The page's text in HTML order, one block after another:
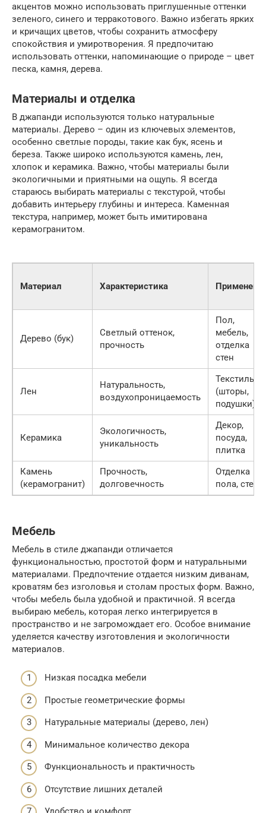
акцентов можно использовать приглушенные оттенки
зеленого, синего и терракотового. Важно избегать ярких
и кричащих цветов, чтобы сохранить атмосферу
спокойствия и умиротворения. Я предпочитаю
использовать оттенки, напоминающие о природе – цвет
песка, камня, дерева.
Материалы и отделка
В джапанди используются только натуральные
материалы. Дерево – один из ключевых элементов,
особенно светлые породы, такие как бук, ясень и
береза. Также широко используются камень, лен,
хлопок и керамика. Важно, чтобы материалы были
экологичными и приятными на ощупь. Я всегда
стараюсь выбирать материалы с текстурой, чтобы
добавить интерьеру глубины и интереса. Каменная
текстура, например, может быть имитирована
керамогранитом.
Материал Характеристика
Дерево (бук)
Светлый оттенок,
прочность
Пол,
мебель,
отделка
стен
Лен
Натуральность,
воздухопроницаемость
Текстиль
(шторы,
подушки)
Керамика
Экологичность,
уникальность
Декор,
посуда,
плитка
Камень
(керамогранит)
Прочность,
долговечность
Отделка
пола, стен
Мебель
Мебель в стиле джапанди отличается
функциональностью, простотой форм и натуральными
материалами. Предпочтение отдается низким диванам,
кроватям без изголовья и столам простых форм. Важно,
чтобы мебель была удобной и практичной. Я всегда
выбираю мебель, которая легко интегрируется в
пространство и не загромождает его. Особое внимание
уделяется качеству изготовления и экологичности
материалов.
Низкая посадка мебели
Простые геометрические формы
Натуральные материалы (дерево, лен)
Минимальное количество декора
Функциональность и практичность
Отсутствие лишних деталей